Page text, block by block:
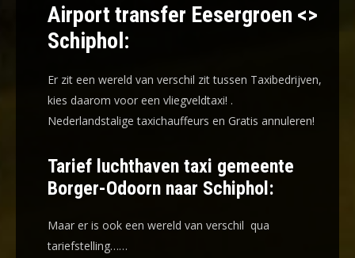
Airport transfer Eesergroen <>
Schiphol:
Er zit een wereld van verschil zit tussen Taxibedrijven,
kies daarom voor een vliegveldtaxi! .
Nederlandstalige taxichauffeurs en Gratis annuleren!
Tarief luchthaven taxi gemeente
Borger-Odoorn naar Schiphol:
Maar er is ook een wereld van verschil qua
tariefstelling……